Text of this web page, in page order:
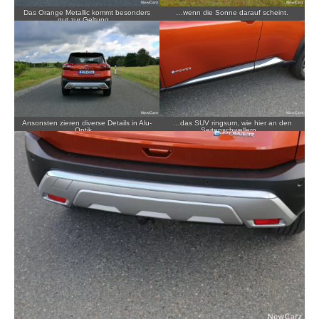
Das Orange Metallic kommt besonders
gut zur Geltung…
…wenn die Sonne darauf scheint.
Ansonsten zieren diverse Details in Alu-
Optik…
…das SUV ringsum, wie hier an den
Seitenschwellern…